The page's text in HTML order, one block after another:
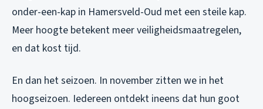
onder-een-kap in Hamersveld-Oud met een steile kap.
Meer hoogte betekent meer veiligheidsmaatregelen,
en dat kost tijd.
En dan het seizoen. In november zitten we in het
hoogseizoen. Iedereen ontdekt ineens dat hun goot